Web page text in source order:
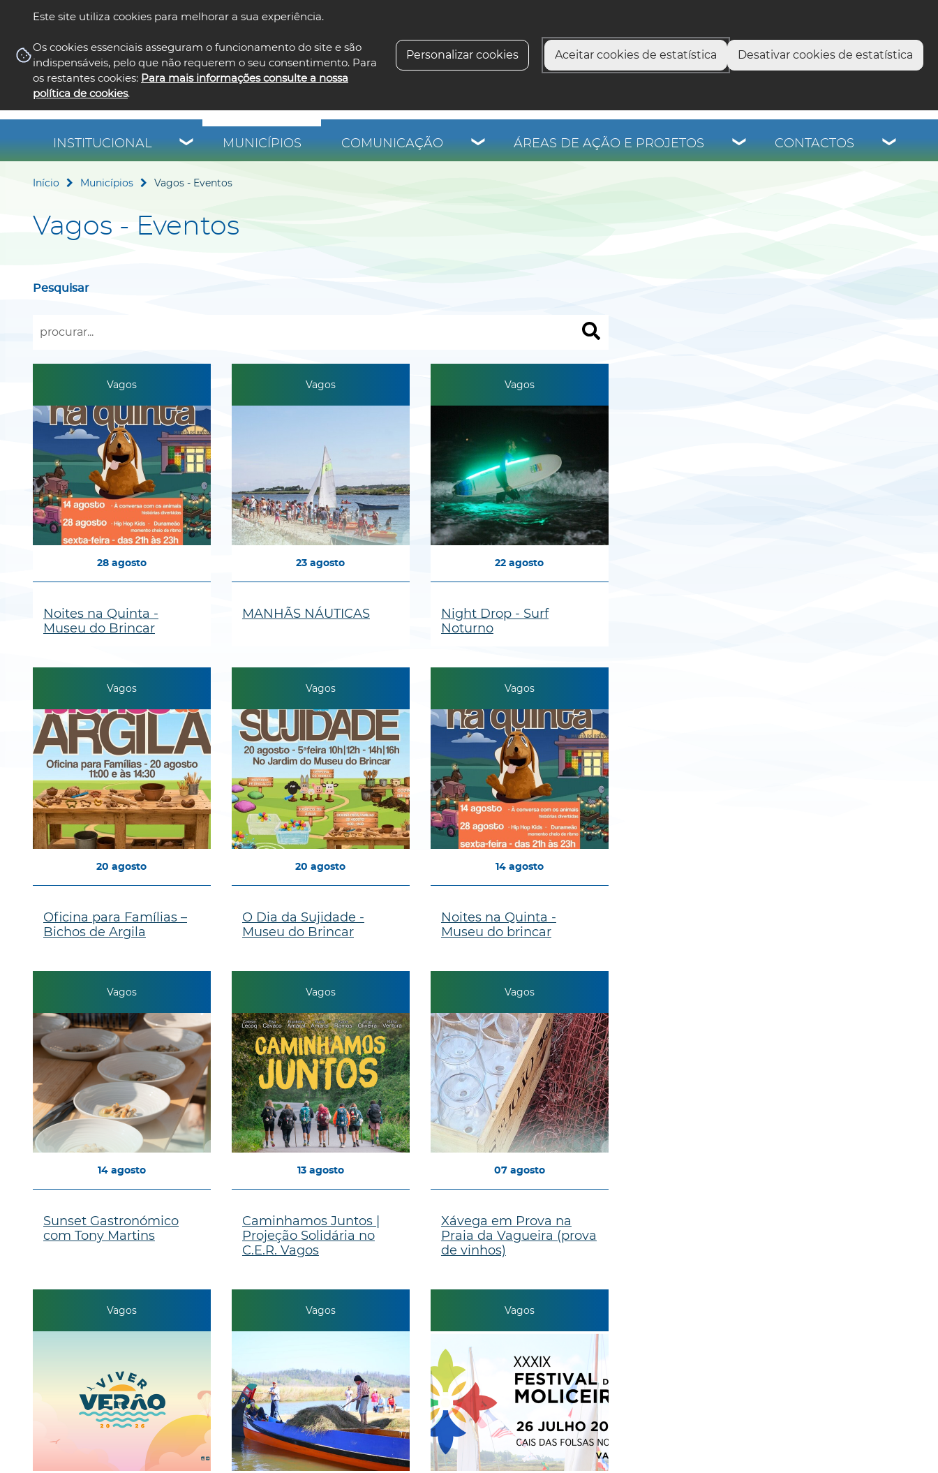
Este site utiliza cookies para melhorar a sua experiência.
Os cookies essenciais asseguram o funcionamento do site e são
indispensáveis, pelo que não requerem o seu consentimento. Para
os restantes cookies: Para mais informações consulte a nossa
política de cookies.
Personalizar cookies Aceitar cookies de estatística Desativar cookies de estatística
INSTITUCIONAL MUNICÍPIOS COMUNICAÇÃO ÁREAS DE AÇÃO E PROJETOS CONTACTOS
Início Municípios Vagos - Eventos
Vagos - Eventos
Pesquisar
Vagos
28 agosto
Noites na Quinta -
Museu do Brincar
Vagos
23 agosto
MANHÃS NÁUTICAS
Vagos
22 agosto
Night Drop - Surf
Noturno
Vagos
20 agosto
Oficina para Famílias –
Bichos de Argila
Vagos
20 agosto
O Dia da Sujidade -
Museu do Brincar
Vagos
14 agosto
Noites na Quinta -
Museu do brincar
Vagos
14 agosto
Sunset Gastronómico
com Tony Martins
Vagos
13 agosto
Caminhamos Juntos |
Projeção Solidária no
C.E.R. Vagos
Vagos
07 agosto
Xávega em Prova na
Praia da Vagueira (prova
de vinhos)
Vagos Vagos Vagos